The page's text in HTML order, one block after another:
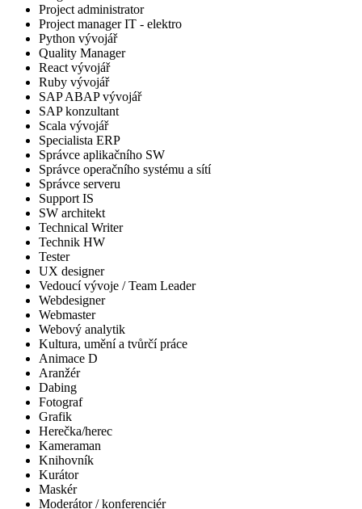
Project administrator
Project manager IT - elektro
Python vývojář
Quality Manager
React vývojář
Ruby vývojář
SAP ABAP vývojář
SAP konzultant
Scala vývojář
Specialista ERP
Správce aplikačního SW
Správce operačního systému a sítí
Správce serveru
Support IS
SW architekt
Technical Writer
Technik HW
Tester
UX designer
Vedoucí vývoje / Team Leader
Webdesigner
Webmaster
Webový analytik
Kultura, umění a tvůrčí práce
Animace D
Aranžér
Dabing
Fotograf
Grafik
Herečka/herec
Kameraman
Knihovník
Kurátor
Maskér
Moderátor / konferenciér